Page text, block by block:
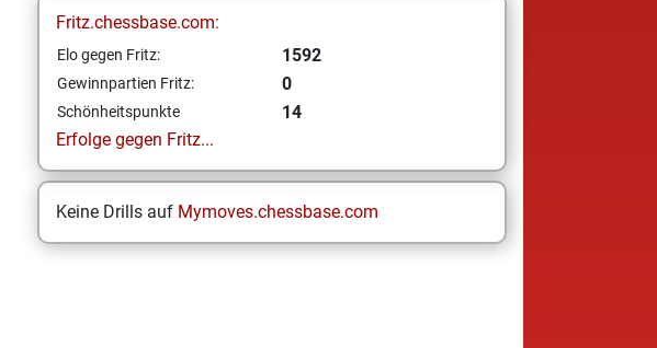
Fritz.chessbase.com:
Elo gegen Fritz: 1592
Gewinnpartien Fritz: 0
Schönheitspunkte
14
Erfolge gegen Fritz...
Keine Drills auf Mymoves.chessbase.com